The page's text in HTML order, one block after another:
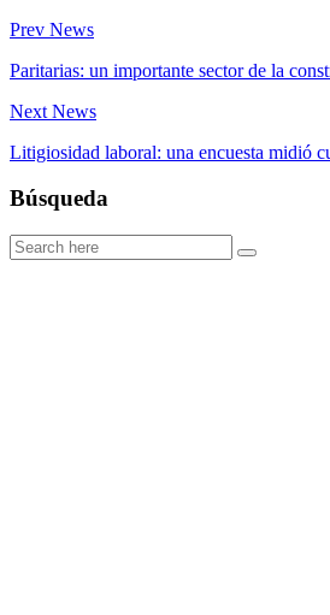
Prev News
Paritarias: un importante sector de la
Next News
Litigiosidad laboral: una encuesta midió
Búsqueda